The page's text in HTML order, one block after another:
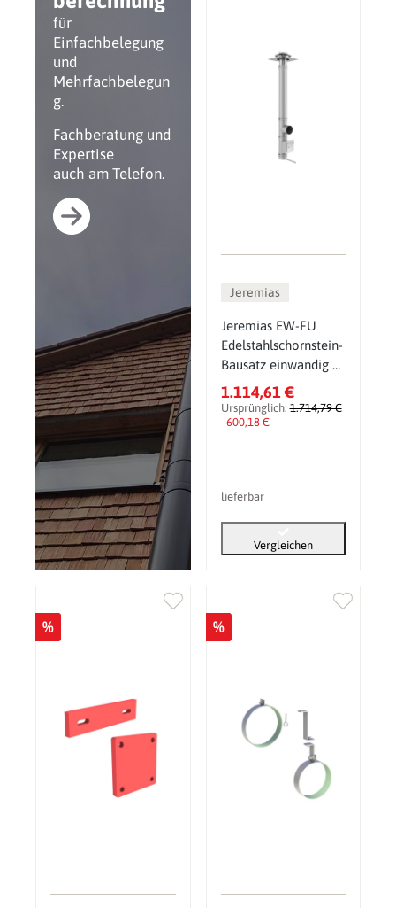
für
Einfachbelegung
und
Mehrfachbelegun
g.
Fachberatung und
Expertise
auch am Telefon.
Jeremias
Jeremias EW-FU
Edelstahlschornstein-
Bausatz einwandig Ø
250 mm
1.114,61 €
Ursprünglich:1.714,79 €
-600,18 €
lieferbar
Vergleichen
% %